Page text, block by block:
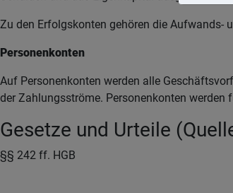
Zu den Erfolgskonten gehören die Aufwands-
Personenkonten
Auf Personenkonten werden alle
der Zahlungsströme. Personenkonten werden
Gesetze und Urteile
§§ 242 ff. HGB